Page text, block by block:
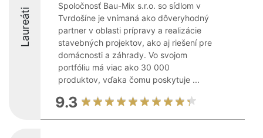
Laureáti
Spoločnosť Bau-Mix s.r.o. so sídlom v
Tvrdošíne je vnímaná ako dôveryhodný
partner v oblasti prípravy a realizácie
stavebných projektov, ako aj riešení pre
domácnosti a záhrady. Vo svojom
portfóliu má viac ako 30 000
produktov, vďaka čomu poskytuje ...
9.3